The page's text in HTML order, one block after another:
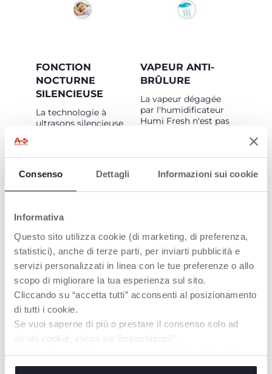
Consenso Dettagli Informazioni sui cookie
Informativa
Questo sito utilizza cookie (di marketing, di preferenza,
statistici), anche di terze parti, per inviarti pubblicità e
servizi personalizzati in linea con le tue preferenze o allo
scopo di migliorare la tua esperienza sul sito.
Cliccando su “accetta tutti” acconsenti al posizionamento
di tutti i cookie.
Se vuoi saperne di più o prestare il consenso solo ad
alcuni cookie, clicca su "impostazioni".
Chiudendo questo banner acconsenti all’uso dei soli
cookie tecnici, indispensabili per fruire del servizio
FONCTION
NOCTURNE
SILENCIEUSE
La technologie à
ultrasons silencieuse
et des enfants
VAPEUR ANTI-
BRÛLURE
La vapeur dégagée
par l'humidificateur
Humi Fresh n'est pas
CYCLE LONG
L'humidificateur offre
une autonomie de
plus de 8 heures
RÉSERVOIR POUR
HUILES
ESSENTIELLES
équipé d'un réservoir
pour les huiles